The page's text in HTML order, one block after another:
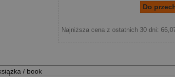
Najniższa cena z ostatnich 30 dni:
/ book